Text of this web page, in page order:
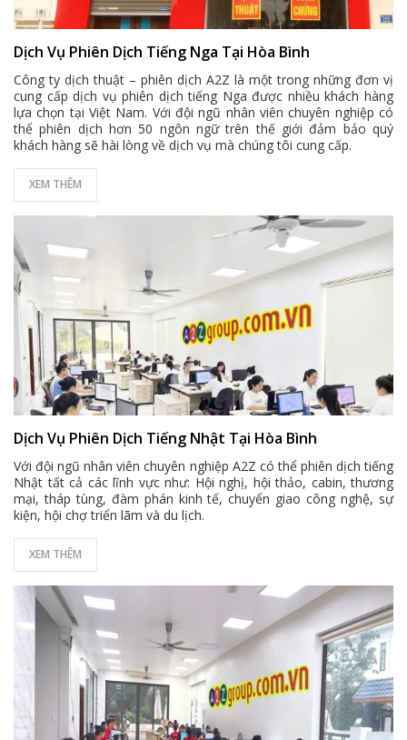
Dịch Vụ Phiên Dịch Tiếng Nga Tại Hòa Bình
Công ty dịch thuật – phiên dịch A2Z là một trong những đơn vị
cung cấp dịch vụ phiên dịch tiếng Nga được nhiều khách hàng
lựa chọn tại Việt Nam. Với đội ngũ nhân viên chuyên nghiệp có
thể phiên dịch hơn 50 ngôn ngữ trên thế giới đảm bảo quý
khách hàng sẽ hài lòng về dịch vụ mà chúng tôi cung cấp.
XEM THÊM
Dịch Vụ Phiên Dịch Tiếng Nhật Tại Hòa Bình
Với đội ngũ nhân viên chuyên nghiệp A2Z có thể phiên dịch tiếng
Nhật tất cả các lĩnh vực như: Hội nghị, hội thảo, cabin, thương
mại, tháp tùng, đàm phán kinh tế, chuyển giao công nghệ, sự
kiện, hội chợ triển lãm và du lịch.
XEM THÊM